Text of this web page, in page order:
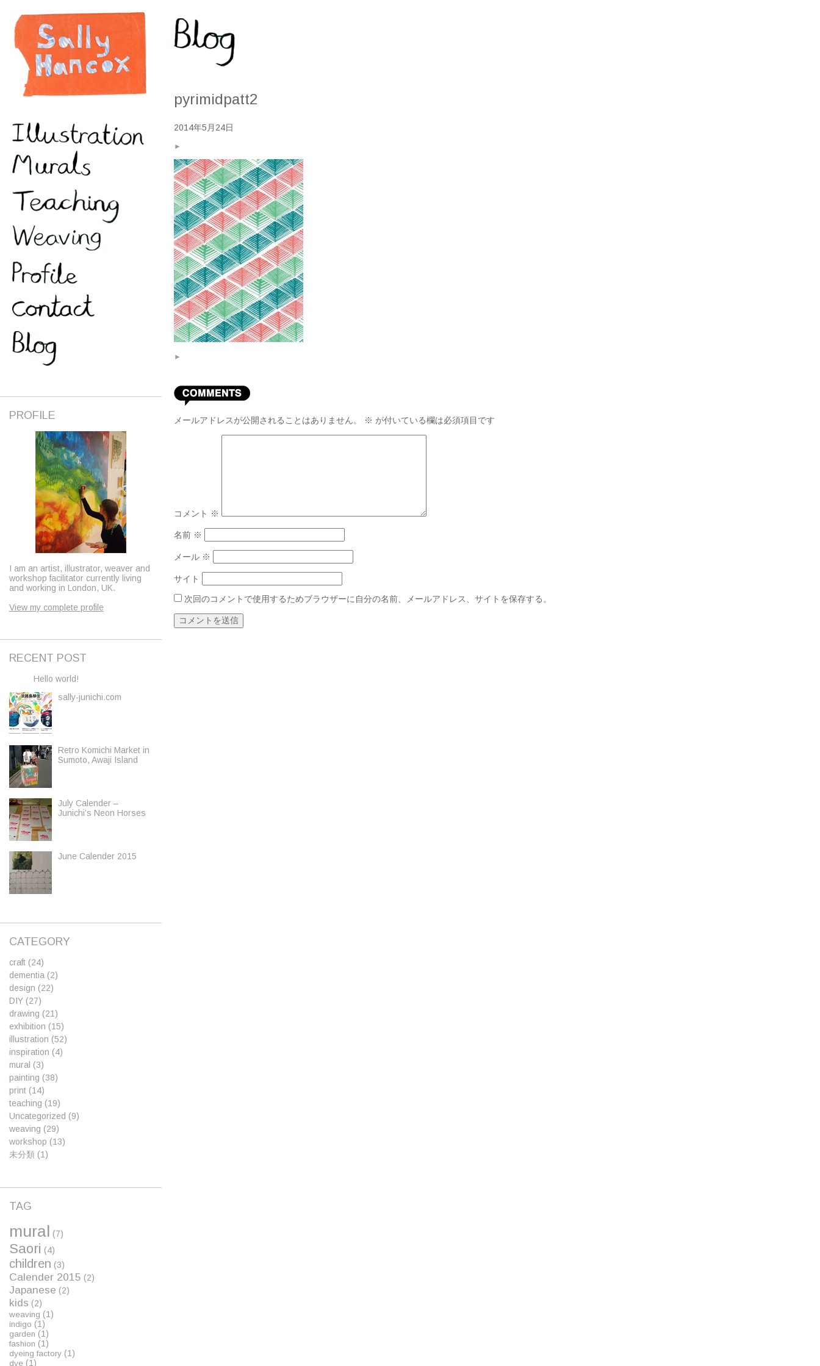
pyrimidpatt2
2014年5月24日
►
►
メールアドレスが公開されることはありません。 ※ が付いている欄は必須項目です
コメント ※
名前 ※
メール ※
サイト
次回のコメントで使用するためブラウザーに自分の名前、メールアドレス、サイトを保存する。
PROFILE
I am an artist, illustrator, weaver and
workshop facilitator currently living
and working in London, UK.
View my complete profile
RECENT POST
Hello world!
sally-junichi.com
Retro Komichi Market in
Sumoto, Awaji Island
July Calender –
Junichi’s Neon Horses
June Calender 2015
CATEGORY
craft (24)
dementia (2)
design (22)
DIY (27)
drawing (21)
exhibition (15)
illustration (52)
inspiration (4)
mural (3)
painting (38)
print (14)
teaching (19)
Uncategorized (9)
weaving (29)
workshop (13)
未分類 (1)
TAG
mural (7)
Saori (4)
children (3)
Calender 2015 (2)
Japanese (2)
kids (2)
weaving (1)
indigo (1)
garden (1)
fashion (1)
dyeing factory (1)
dye (1)